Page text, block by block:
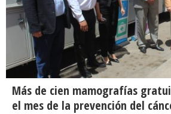
Más de cien mamografías
el mes de la prevención del